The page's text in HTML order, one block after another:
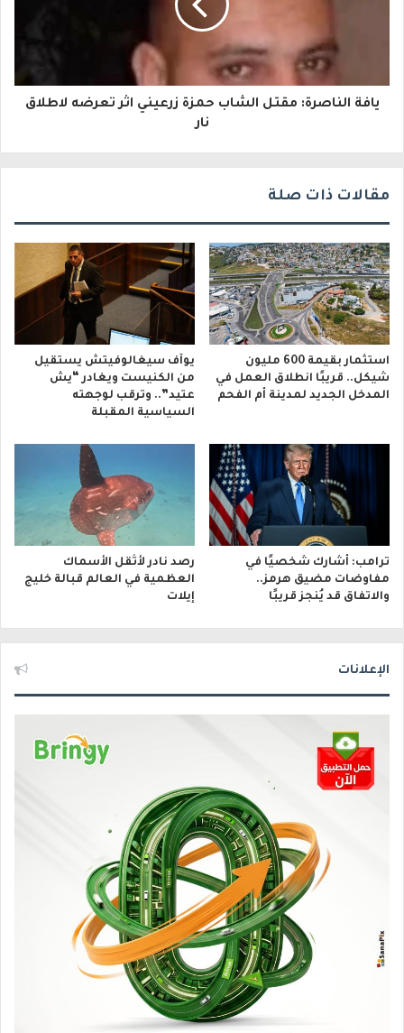
يافة الناصرة: مقتل الشاب حمزة زرعيني اثر تعرضه لاطلاق
نار
مقالات ذات صلة
استثمار بقيمة 600 مليون
شيكل.. قريبًا انطلاق العمل في
المدخل الجديد لمدينة أم الفحم
يوآف سيغالوفيتش يستقيل
من الكنيست ويغادر “يش
عتيد”.. وترقب لوجهته
السياسية المقبلة
ترامب: أشارك شخصيًا في
مفاوضات مضيق هرمز..
والاتفاق قد يُنجز قريبًا
رصد نادر لأثقل الأسماك
العظمية في العالم قبالة خليج
إيلات
الإعلانات